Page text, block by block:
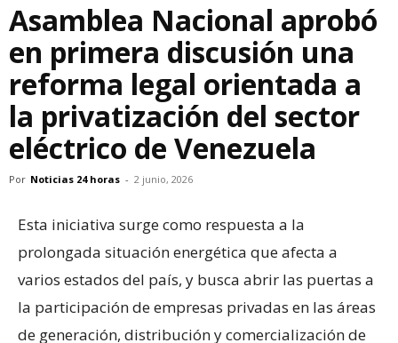
Asamblea Nacional aprobó
en primera discusión una
reforma legal orientada a
la privatización del sector
eléctrico de Venezuela
Por Noticias 24 horas - 2 junio, 2026
Esta iniciativa surge como respuesta a la
prolongada situación energética que afecta a
varios estados del país, y busca abrir las puertas a
la participación de empresas privadas en las áreas
de generación, distribución y comercialización de